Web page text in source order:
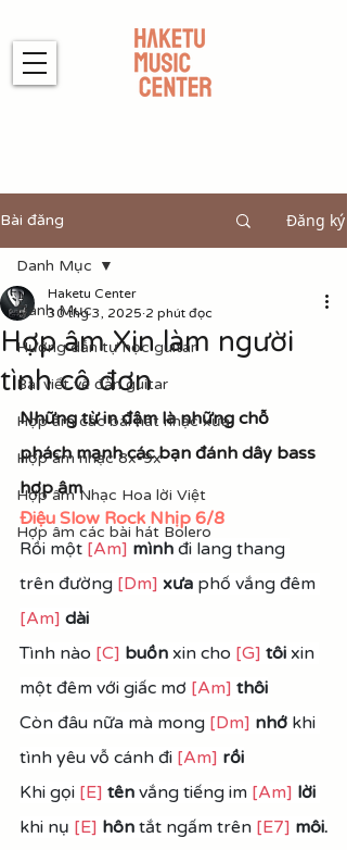
Bài đăng Đăng ký
Danh Mục
Hướng dẫn tự học guitar
Bài viết về đàn guitar
Hợp âm các bài hát nhạc xưa
Hợp âm nhạc 8x-9x
Hợp âm Nhạc Hoa lời Việt
Hợp âm các bài hát Bolero
Danh Mục
Hợp âm Xin làm người
tình cô đơn
Haketu Center
30 thg 3, 2025 2 phút đọc
Những từ in đậm là những chỗ
phách mạnh các bạn đánh dây bass
hợp âm
Điệu Slow Rock Nhịp 6/8
Rồi một [Am] mình đi lang thang
trên đường [Dm] xưa phố vắng đêm
[Am] dài
Tình nào [C] buồn xin cho [G] tôi xin
một đêm với giấc mơ [Am] thôi
Còn đâu nữa mà mong [Dm] nhớ khi
tình yêu vỗ cánh đi [Am] rồi
Khi gọi [E] tên vắng tiếng im [Am] lời
khi nụ [E] hôn tắt ngấm trên [E7] môi.